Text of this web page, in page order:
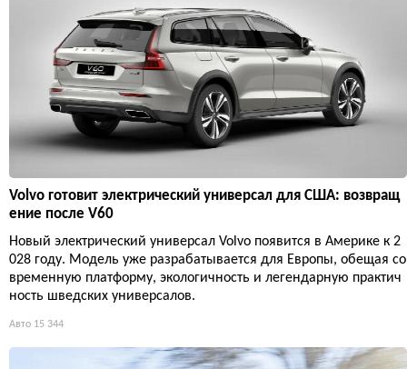
Volvo готовит электрический универсал для США: возвращ
ение после V60
Новый электрический универсал Volvo появится в Америке к 2
028 году. Модель уже разрабатывается для Европы, обещая со
временную платформу, экологичность и легендарную практич
ность шведских универсалов.
Авто 15 344